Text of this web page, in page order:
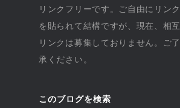
リンクフリーです。ご自由にリンク
を貼られて結構ですが、現在、相互
リンクは募集しておりません。ご了
承ください。
このブログを検索